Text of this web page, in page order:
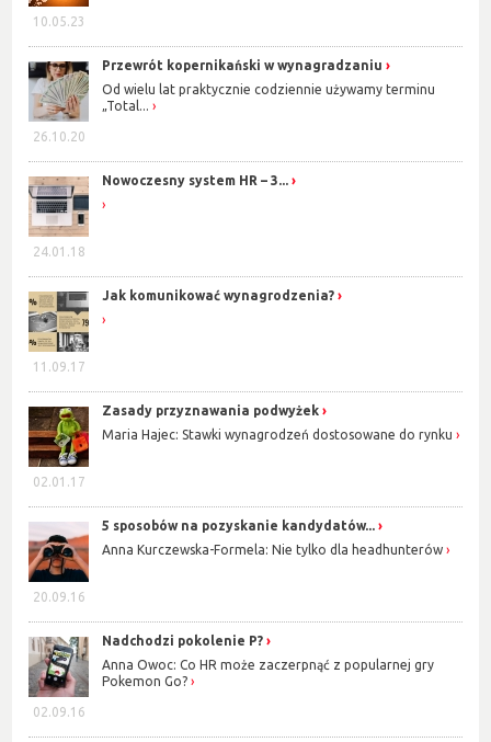
10.05.23
26.10.20
Przewrót kopernikański w wynagradzaniu
Od wielu lat praktycznie codziennie używamy terminu
„Total...
24.01.18
Nowoczesny system HR – 3...
11.09.17
Jak komunikować wynagrodzenia?
02.01.17
Zasady przyznawania podwyżek
Maria Hajec: Stawki wynagrodzeń dostosowane do rynku
20.09.16
5 sposobów na pozyskanie kandydatów...
Anna Kurczewska-Formela: Nie tylko dla headhunterów
02.09.16
Nadchodzi pokolenie P?
Anna Owoc: Co HR może zaczerpnąć z popularnej gry
Pokemon Go?